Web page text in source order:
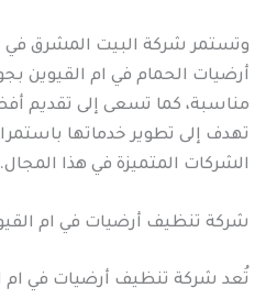
وتستمر شركة البيت المشرق
أرضيات الحمام في ام القيوين
مناسبة، كما تسعى إلى تقديم
تهدف إلى تطوير خدماتها
الشركات المتميزة في هذا المجال.
شركة تنظيف أرضيات في ام
تُعد شركة تنظيف أرضيات في ام